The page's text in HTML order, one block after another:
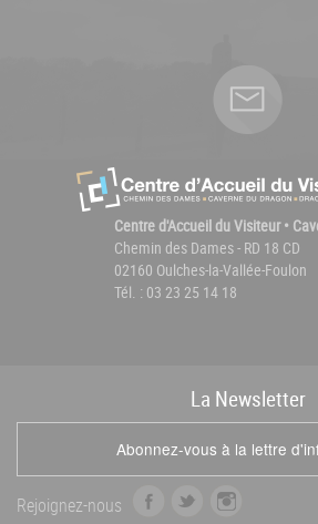
Centre d'Accueil du Visiteur •
Chemin des Dames - RD 18 CD
02160 Oulches-la-Vallée-Foulon
Tél. : 03 23 25 14 18
La Newsletter
Abonnez-vous à la lettre
Rejoignez-nous